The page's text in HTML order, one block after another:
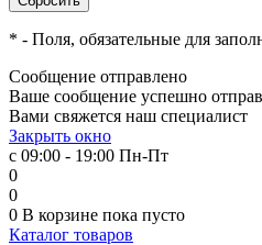
* - Поля, обязательные для
Сообщение отправлено
Ваше сообщение успешно
Вами свяжется наш специалист
Закрыть окно
с 09:00 - 19:00 Пн-Пт
0
0
0 В корзине пока пусто
Каталог товаров